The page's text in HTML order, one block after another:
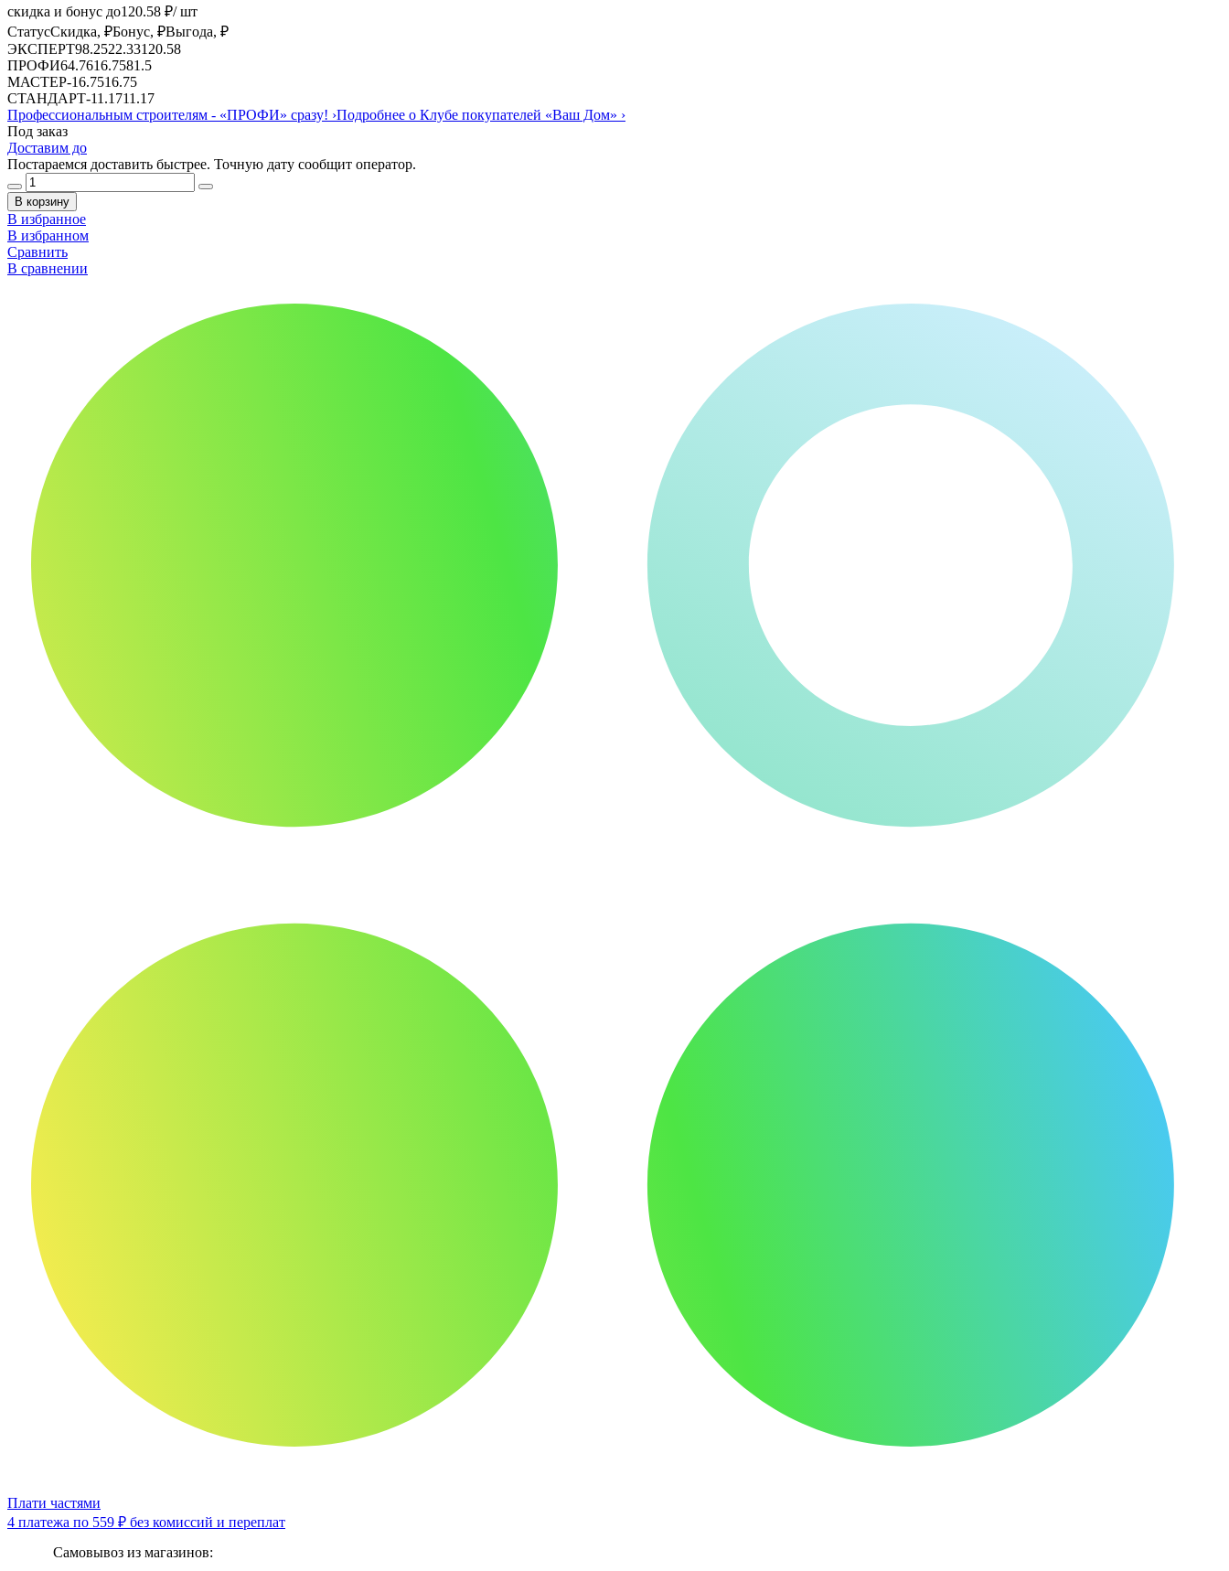
скидка и бонус до120.58 ₽/ шт
СтатусСкидка, ₽Бонус, ₽Выгода, ₽
ЭКСПЕРТ98.2522.33120.58
ПРОФИ64.7616.7581.5
МАСТЕР-16.7516.75
СТАНДАРТ-11.1711.17
Профессиональным строителям - «ПРОФИ» сразу! ›Подробнее о Клубе покупателей «Ваш Дом» ›
Под заказ
Доставим до
Постараемся доставить быстрее. Точную дату сообщит оператор.
В корзину
В избранное
В избранном
Сравнить
В сравнении
Плати частями
4 платежа по 559 ₽ без комиссий и переплат
Самовывоз из магазинов: